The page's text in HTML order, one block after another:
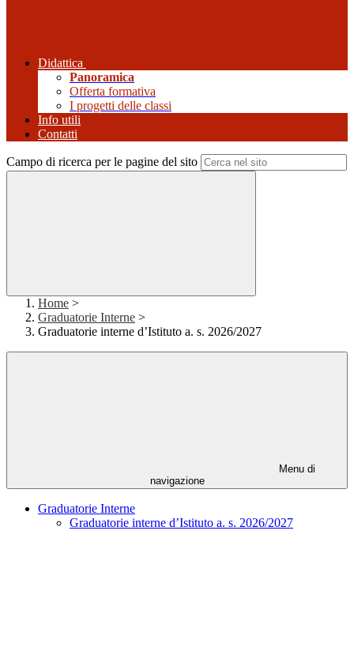
Didattica
Panoramica
Offerta formativa
I progetti delle classi
Info utili
Contatti
Campo di ricerca per le pagine del sito
Home >
Graduatorie Interne >
Graduatorie interne d’Istituto a. s. 2026/2027
Menu di
navigazione
Graduatorie Interne
Graduatorie interne d’Istituto a. s. 2026/2027